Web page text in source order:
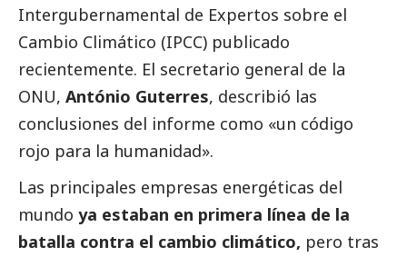
Intergubernamental de Expertos sobre el
Cambio Climático (IPCC) publicado
recientemente. El secretario general de la
ONU, António Guterres, describió las
conclusiones del informe como «un código
rojo para la humanidad».
Las principales empresas energéticas del
mundo ya estaban en primera línea de la
batalla contra el cambio climático, pero tras